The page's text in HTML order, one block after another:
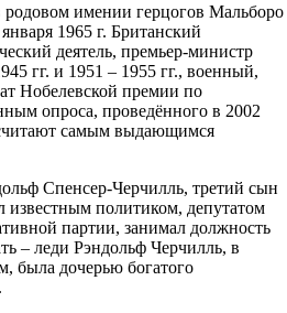
родовом имении герцогов Мальборо
1965 г. Британский
деятель, премьер-министр
гг. и 1951 – 1955 гг., военный,
Нобелевской премии по
опроса, проведённого в 2002
самым выдающимся
Спенсер-Черчилль, третий сын
известным политиком, депутатом
партии, занимал должность
– леди Рэндольф Черчилль, в
была дочерью богатого